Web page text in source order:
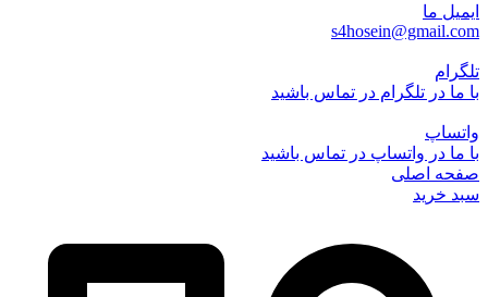
ایمیل ما
s4hosein@gmail.com
تلگرام
با ما در تلگرام در تماس باشید
واتساپ
با ما در واتساپ در تماس باشید
صفحه اصلی
سبد خرید